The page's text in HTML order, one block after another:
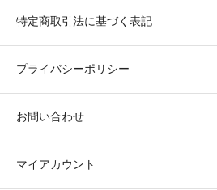
特定商取引法に基づく表記
プライバシーポリシー
お問い合わせ
マイアカウント